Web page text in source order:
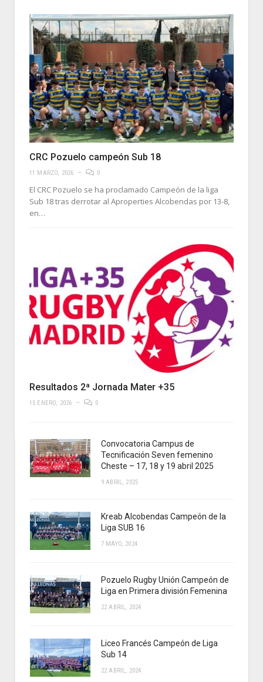
CRC Pozuelo campeón Sub 18
11 MARZO, 2026 0
El CRC Pozuelo se ha proclamado Campeón de la liga
Sub 18 tras derrotar al Aproperties Alcobendas por 13-8,
en…
Resultados 2ª Jornada Mater +35
15 ENERO, 2026 0
Convocatoria Campus de
Tecnificación Seven femenino
Cheste – 17, 18 y 19 abril 2025
9 ABRIL, 2025
Kreab Alcobendas Campeón de la
Liga SUB 16
7 MAYO, 2024
Pozuelo Rugby Unión Campeón de
Liga en Primera división Femenina
22 ABRIL, 2024
Liceo Francés Campeón de Liga
Sub 14
22 ABRIL, 2024